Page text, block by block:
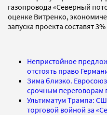
газопровода «Северный
оценке Витренко,
запуска проекта составят
Непристойное
отстоять право
Зима близко.
срочным переговорам
Ультиматум Трампа:
торговой войной за